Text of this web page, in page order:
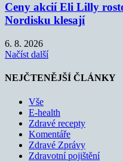
Ceny akcií Eli Lilly
Nordisku klesají
6. 8. 2026
Načíst další
NEJČTENĚJŠÍ ČLÁNKY
Vše
E-health
Zdravé recepty
Komentáře
Zdravé Zprávy
Zdravotní pojištění